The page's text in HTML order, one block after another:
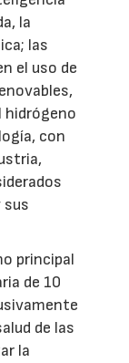
la
las
el uso de
hidrógeno
con
sus
principal
de 10
de las
la